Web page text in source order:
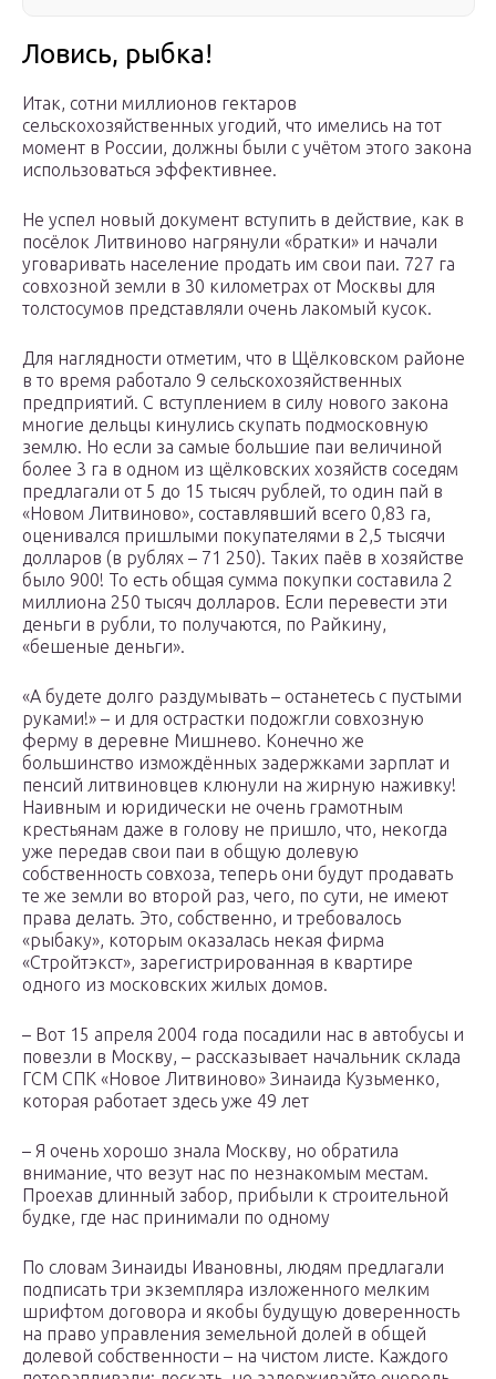
Ловись, рыбка!
Итак, сотни миллионов гектаров
сельскохозяйственных угодий, что имелись на тот
момент в России, должны были с учётом этого закона
использоваться эффективнее.
Не успел новый документ вступить в действие, как в
посёлок Литвиново нагрянули «братки» и начали
уговаривать население продать им свои паи. 727 га
совхозной земли в 30 километрах от Москвы для
толстосумов представляли очень лакомый кусок.
Для наглядности отметим, что в Щёлковском районе
в то время работало 9 сельскохозяйственных
предприятий. С вступлением в силу нового закона
многие дельцы кинулись скупать подмосковную
землю. Но если за самые большие паи величиной
более 3 га в одном из щёлковских хозяйств соседям
предлагали от 5 до 15 тысяч рублей, то один пай в
«Новом Литвиново», составлявший всего 0,83 га,
оценивался пришлыми покупателями в 2,5 тысячи
долларов (в рублях – 71 250). Таких паёв в хозяйстве
было 900! То есть общая сумма покупки составила 2
миллиона 250 тысяч долларов. Если перевести эти
деньги в рубли, то получаются, по Райкину,
«бешеные деньги».
«А будете долго раздумывать – останетесь с пустыми
руками!» – и для острастки подожгли совхозную
ферму в деревне Мишнево. Конечно же
большинство измождённых задержками зарплат и
пенсий литвиновцев клюнули на жирную наживку!
Наивным и юридически не очень грамотным
крестьянам даже в голову не пришло, что, некогда
уже передав свои паи в общую долевую
собственность совхоза, теперь они будут продавать
те же земли во второй раз, чего, по сути, не имеют
права делать. Это, собственно, и требовалось
«рыбаку», которым оказалась некая фирма
«Стройтэкст», зарегистрированная в квартире
одного из московских жилых домов.
– Вот 15 апреля 2004 года посадили нас в автобусы и
повезли в Москву, – рассказывает начальник склада
ГСМ СПК «Новое Литвиново» Зинаида Кузьменко,
которая работает здесь уже 49 лет
– Я очень хорошо знала Москву, но обратила
внимание, что везут нас по незнакомым местам.
Проехав длинный забор, прибыли к строительной
будке, где нас принимали по одному
По словам Зинаиды Ивановны, людям предлагали
подписать три экземпляра изложенного мелким
шрифтом договора и якобы будущую доверенность
на право управления земельной долей в общей
долевой собственности – на чистом листе. Каждого